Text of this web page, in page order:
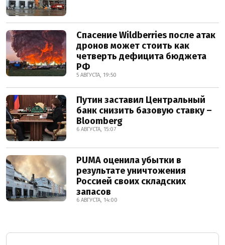
Спасение Wildberries после атак
дронов может стоить как
четверть дефицита бюджета
РФ
5 АВГУСТА, 19:50
Путин заставил Центральный
банк снизить базовую ставку –
Bloomberg
6 АВГУСТА, 15:07
PUMA оценила убытки в
результате уничтожения
Россией своих складских
запасов
6 АВГУСТА, 14:00